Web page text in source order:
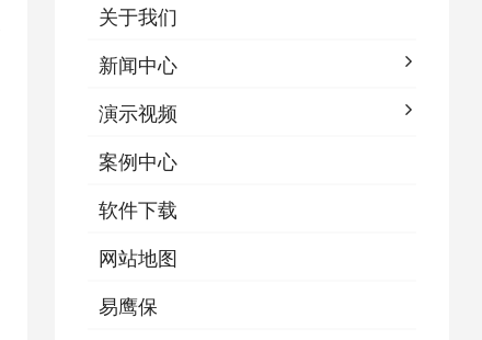
关于我们
新闻中心
演示视频
案例中心
软件下载
网站地图
易鹰保